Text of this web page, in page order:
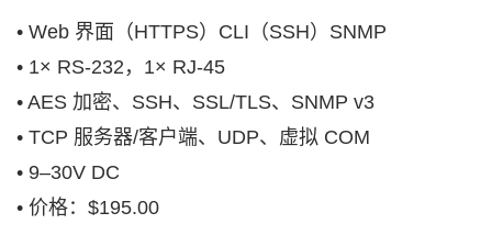
• Web 界面（HTTPS）CLI（SSH）SNMP
• 1× RS-232，1× RJ-45
• AES 加密、SSH、SSL/TLS、SNMP v3
• TCP 服务器/客户端、UDP、虚拟 COM
• 9–30V DC
• 价格：$195.00